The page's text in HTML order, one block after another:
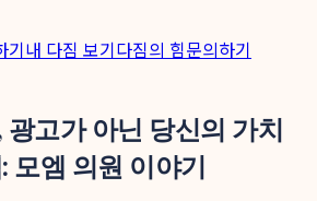
기내 다짐 보기다짐의 힘문의하기
고가 아닌 당신의 가치
모엠 의원 이야기